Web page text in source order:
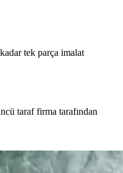
tek parça imalat
taraf firma tarafından